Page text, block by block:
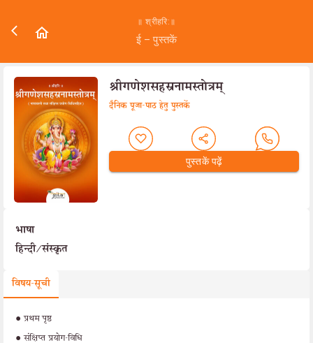
॥ श्रीहरि:॥
ई – पुस्तकें
श्रीगणेशसहस्रनामस्तोत्रम्
दैनिक पूजा-पाठ हेतु पुस्तकें
पुस्तकें पढ़ें
भाषा
हिन्दी/संस्कृत
विषय-सूची
•प्रथम पृष्ठ
•संक्षिप्त प्रयोग-विधि